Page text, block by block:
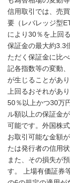
信用取引では、売
要（レバレッジ型
により30％を上回
保証金の最大約3.3
ただく保証金に比
記各指数等の変動
が生じることがあ
上回るおそれがあ
50％以上かつ30万
ル額以上の保証金
可能です。外国株
お取引可能な金額
たは発行者の信用
また、その損失が
す。 上場有価証券